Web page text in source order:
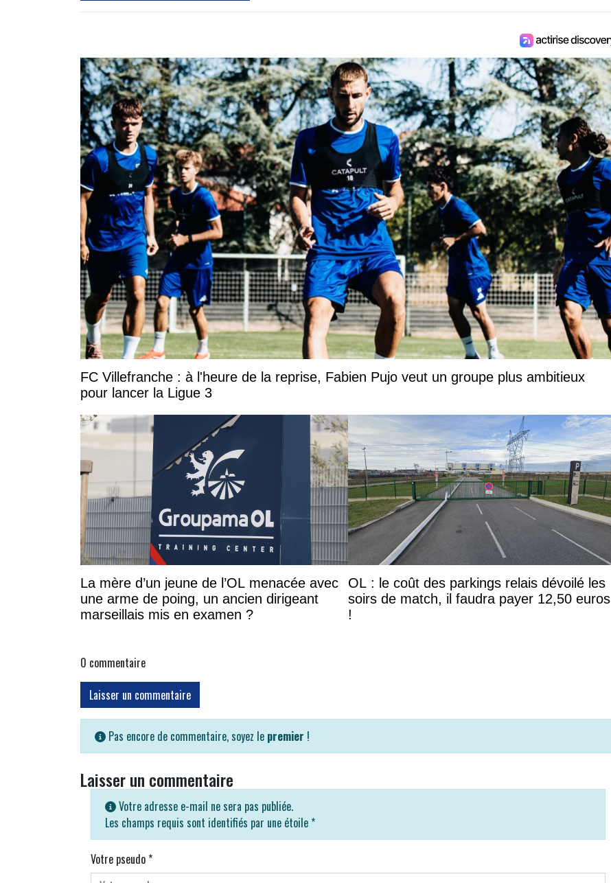
FC Villefranche : à l'heure de la reprise, Fabien Pujo veut un groupe plus ambitieux
pour lancer la Ligue 3
La mère d’un jeune de l’OL menacée avec
une arme de poing, un ancien dirigeant
marseillais mis en examen ?
OL : le coût des parkings relais dévoilé les
soirs de match, il faudra payer 12,50 euros
!
0 commentaire
Laisser un commentaire
Pas encore de commentaire, soyez le premier !
Laisser un commentaire
Votre adresse e-mail ne sera pas publiée.
Les champs requis sont identifiés par une étoile *
Votre pseudo*